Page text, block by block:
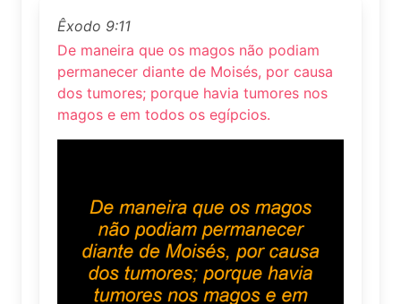
Êxodo 9:11
De maneira que os magos não podiam
permanecer diante de Moisés, por causa
dos tumores; porque havia tumores nos
magos e em todos os egípcios.